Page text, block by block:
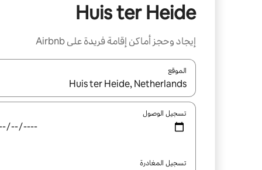
Huis ter Heide
إيجاد وحجز أماكن إقامة فريدة على Airbnb
الموقع
عند توفر النتائج، انتقل باستخدام السهمين لأعلى
تسجيل الوصول
تسجيل المغادرة